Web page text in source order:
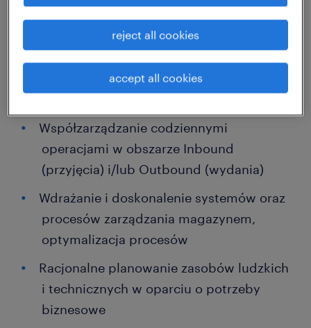
podległymi obszarami oraz
monitorowanie procesów w czasie
i rozwiązywanie problemów
Współzarządzanie codziennymi
operacjami w obszarze Inbound
(przyjęcia) i/lub Outbound (wydania)
Wdrażanie i doskonalenie systemów oraz
procesów zarządzania magazynem,
optymalizacja procesów
Racjonalne planowanie zasobów ludzkich
i technicznych w oparciu o potrzeby
biznesowe
accept all cookies
reject all cookies